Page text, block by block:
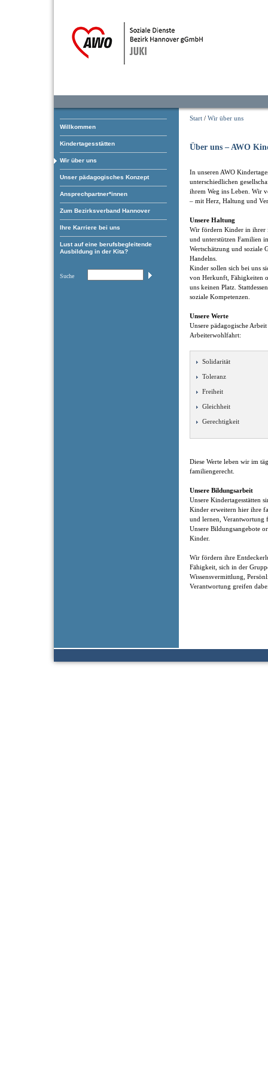
Willkommen
Kindertagesstätten
Wir über uns
Unser pädagogisches Konzept
Ansprechpartner*innen
Zum Bezirksverband Hannover
Ihre Karriere bei uns
Lust auf eine berufsbegleitende
Ausbildung in der Kita?
Suche
Start / Wir über uns
Über uns – AWO
In unseren AWO
unterschiedlichen
ihrem Weg ins Leben. Wir
– mit Herz, Haltung und
Unsere Haltung
Wir fördern Kinder in ihrer
und unterstützen Familien
Wertschätzung und soziale
Handelns.
Kinder sollen sich bei uns
von Herkunft, Fähigkeiten
uns keinen Platz.
soziale Kompetenzen.
Unsere Werte
Unsere pädagogische
Arbeiterwohlfahrt:
Solidarität
Toleranz
Freiheit
Gleichheit
Gerechtigkeit
Diese Werte leben wir im
familiengerecht.
Unsere Bildungsarbeit
Unsere Kindertagesstätten
Kinder erweitern hier ihre
und lernen, Verantwortung
Unsere Bildungsangebote
Kinder.
Wir fördern ihre
Fähigkeit, sich in der
Wissensvermittlung,
Verantwortung greifen